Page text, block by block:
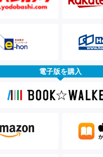
電子版を購入